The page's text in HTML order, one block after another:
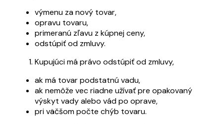
výmenu za nový tovar,
opravu tovaru,
primeranú zľavu z kúpnej ceny,
odstúpiť od zmluvy.
Kupujúci má právo odstúpiť od zmluvy,
ak má tovar podstatnú vadu,
ak nemôže vec riadne užívať pre opakovaný
výskyt vady alebo vád po oprave,
pri väčšom počte chýb tovaru.